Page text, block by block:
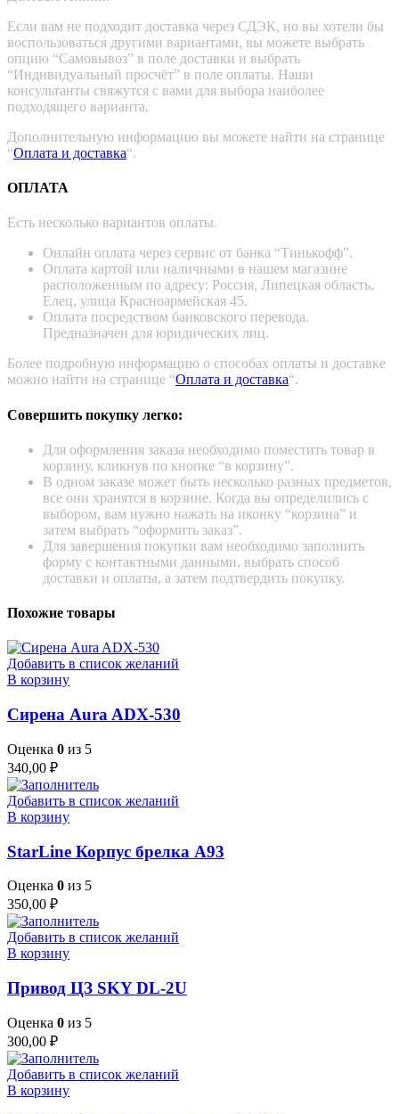
Если вам не подходит доставка через СДЭК, но вы хотели бы
воспользоваться другими вариантами, вы можете выбрать
опцию “Самовывоз” в поле доставки и выбрать
“Индивидуальный просчёт” в поле оплаты. Наши
консультанты свяжутся с вами для выбора наиболее
подходящего варианта.
Дополнительную информацию вы можете найти на странице
“Оплата и доставка“.
ОПЛАТА
Есть несколько вариантов оплаты.
Онлайн оплата через сервис от банка “Тинькофф”.
Оплата картой или наличными в нашем магазине
расположенным по адресу: Россия, Липецкая область,
Елец, улица Красноармейская 45.
Оплата посредством банковского перевода.
Предназначен для юридических лиц.
Более подробную информацию о способах оплаты и доставке
можно найти на странице “Оплата и доставка“.
Совершить покупку легко:
Для оформления заказа необходимо поместить товар в
корзину, кликнув по кнопке “в корзину”.
В одном заказе может быть несколько разных предметов,
все они хранятся в корзине. Когда вы определились с
выбором, вам нужно нажать на иконку “корзина” и
затем выбрать “оформить заказ”.
Для завершения покупки вам необходимо заполнить
форму с контактными данными, выбрать способ
доставки и оплаты, а затем подтвердить покупку.
Похожие товары
Добавить в список желаний
В корзину
Сирена Aura ADX-530
Оценка 0 из 5
340,00 ₽
Добавить в список желаний
В корзину
StarLine Корпус брелка А93
Оценка 0 из 5
350,00 ₽
Добавить в список желаний
В корзину
Привод ЦЗ SKY DL-2U
Оценка 0 из 5
300,00 ₽
Добавить в список желаний
В корзину